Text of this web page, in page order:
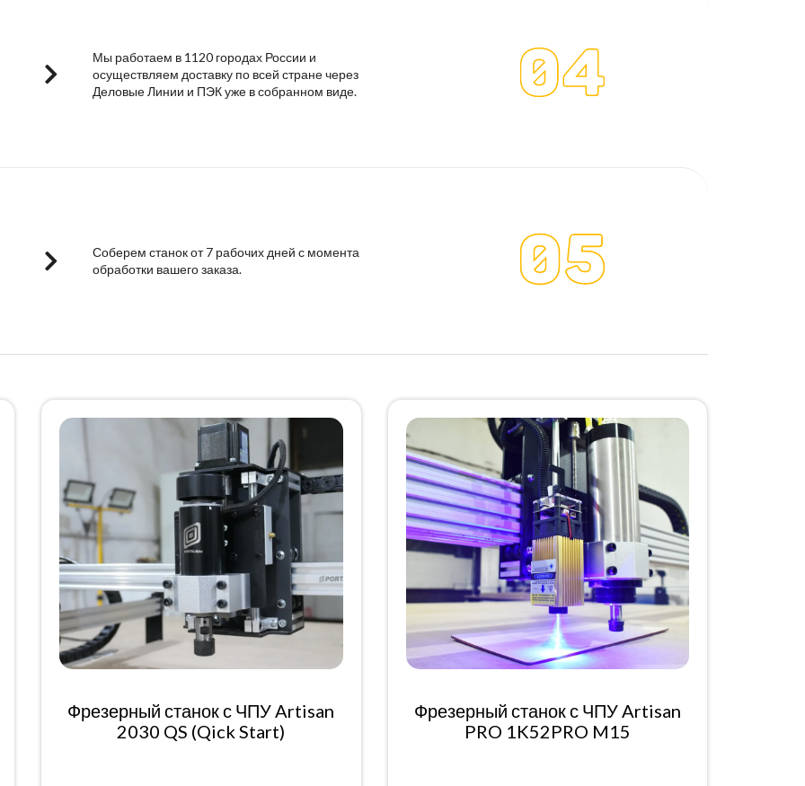
Мы работаем в 1120 городах России и
осуществляем доставку по всей стране через
Деловые Линии и ПЭК уже в собранном виде.
Соберем станок от 7 рабочих дней с момента
обработки вашего заказа.
Фрезерный станок с ЧПУ Artisan
2030 QS (Qick Start)
Фрезерный станок с ЧПУ Artisan
PRO 1K52PRO M15